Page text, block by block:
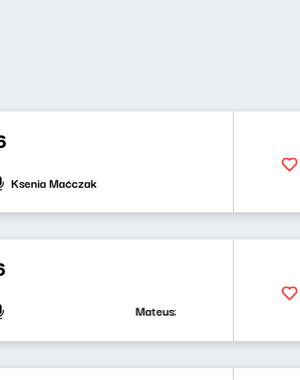
Ksenia Maćczak
Mateusz Andruszkiewicz, Zuzanna